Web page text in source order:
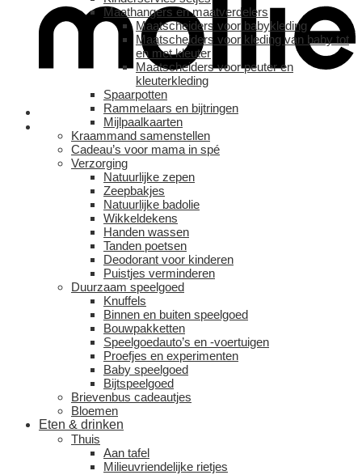
Maathangers en maatverdelers
Maatscheiders voor babykleding
Maatscheiders voor kleding van baby tot
en met kleuter
Maatscheiders voor peuter en
kleuterkleding
Spaarpotten
Rammelaars en bijtringen
Mijlpaalkaarten
Kraammand samenstellen
Cadeau’s voor mama in spé
Verzorging
Natuurlijke zepen
Zeepbakjes
Natuurlijke badolie
Wikkeldekens
Handen wassen
Tanden poetsen
Deodorant voor kinderen
Puistjes verminderen
Duurzaam speelgoed
Knuffels
Binnen en buiten speelgoed
Bouwpakketten
Speelgoedauto’s en -voertuigen
Proefjes en experimenten
Baby speelgoed
Bijtspeelgoed
Brievenbus cadeautjes
Bloemen
Eten & drinken
Thuis
Aan tafel
Milieuvriendelijke rietjes